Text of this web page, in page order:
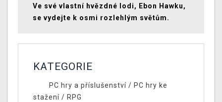
Ve své vlastní hvězdné lodi, Ebon Hawku,
se vydejte k osmi rozlehlým světům.
KATEGORIE
PC hry a příslušenství/ PC hry ke
stažení / RPG